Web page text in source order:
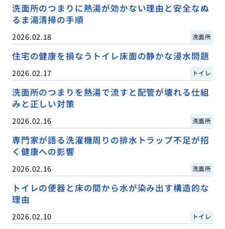
洗面所のつまりに熱湯が効かない理由と安全なぬ
るま湯清掃の手順
2026.02.18 洗面所
住宅の健康を損なうトイレ床面の静かな浸水問題
2026.02.17 トイレ
洗面所のつまりを熱湯で流すと配管が壊れる仕組
みと正しい対策
2026.02.16 洗面所
専門家が語る洗濯機周りの排水トラップ不足が招
く健康への影響
2026.02.16 洗面所
トイレの便器と床の間から水が染み出す構造的な
理由
2026.02.10 トイレ